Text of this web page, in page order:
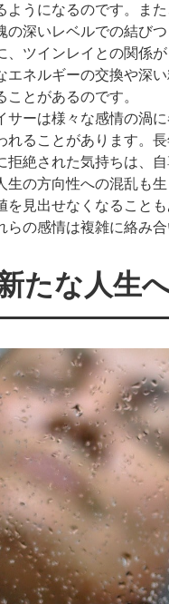
ようになるのです。ま
の深いレベルでの結び
、ツインレイとの関係
エネルギーの交換や深
とがあるのです。
サーは様々な感情の渦
れることがあります。
拒絶された気持ちは、
生の方向性への混乱も
を見出せなくなること
らの感情は複雑に絡み
たな人生